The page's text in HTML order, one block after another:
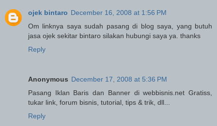
ojek bintaro December 16, 2008 at 1:56 PM
Om linknya saya sudah pasang di blog saya, yang butuh
jasa ojek sekitar bintaro silakan hubungi saya ya. thanks
Reply
Anonymous December 17, 2008 at 5:36 PM
Pasang Iklan Baris dan Banner di webbisnis.net Gratiss,
tukar link, forum bisnis, tutorial, tips & trik, dll...
Reply